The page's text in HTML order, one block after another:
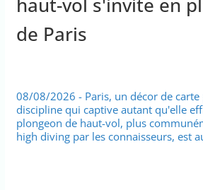
haut-vol s'invite en
de Paris
08/08/2026 - Paris, un décor de carte
discipline qui captive autant qu'elle
plongeon de haut-vol, plus
high diving par les connaisseurs, est